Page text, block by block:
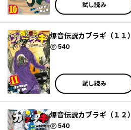
試し読み
爆音伝説カブラギ（１１）
540
ポイント
試し読み
爆音伝説カブラギ（１２）
540
ポイント